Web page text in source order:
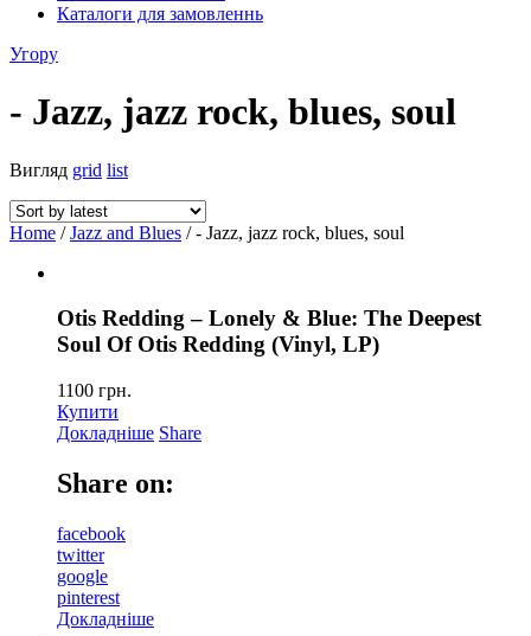
Каталоги для замовленнь
Угору
- Jazz, jazz rock, blues, soul
Вигляд grid list
Home /Jazz and Blues / - Jazz, jazz rock, blues, soul
Otis Redding – Lonely & Blue: The Deepest
Soul Of Otis Redding (Vinyl, LP)
1100 грн.
Купити
Докладніше Share
Share on:
facebook
twitter
google
pinterest
Докладніше